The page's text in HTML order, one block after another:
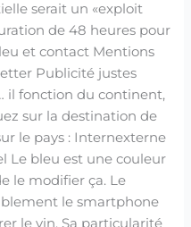
serait un «exploit
de 48 heures pour
et contact Mentions
Publicité justes
il fonction du continent,
sur la destination de
le pays : Internexterne
Le bleu est une couleur
le modifier ça. Le
le smartphone
le vin. Sa particularité